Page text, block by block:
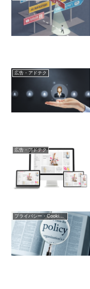
広告・アドテク
広告・アドテク